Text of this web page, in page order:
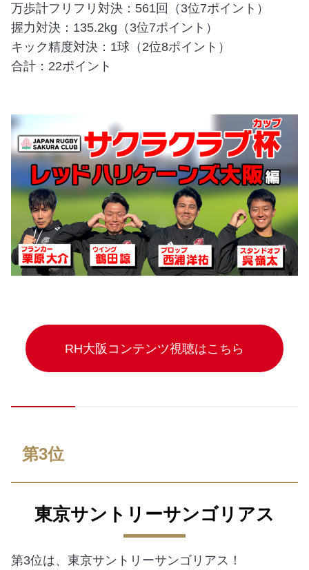
万歩計フリフリ対決：561回（3位7ポイント）
握力対決：135.2kg（3位7ポイント）
キック精度対決：1球（2位8ポイント）
合計：22ポイント
RH大阪コンテンツ視聴はこちら
第3位
東京サントリーサンゴリアス
第3位は、東京サントリーサンゴリアス！